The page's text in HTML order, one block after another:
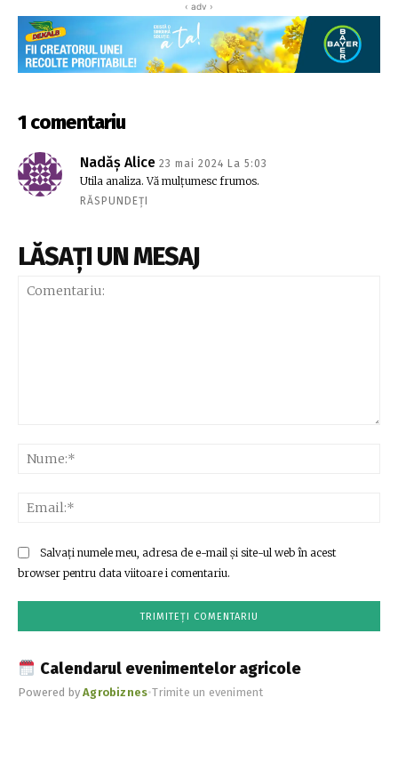
‹ adv ›
1 comentariu
Nadăș Alice 23 mai 2024 La 5:03
Utila analiza. Vă mulțumesc frumos.
RĂSPUNDEȚI
LĂSAȚI UN MESAJ
Salvați numele meu, adresa de e-mail și site-ul web în acest
browser pentru data viitoare i comentariu.
Calendarul evenimentelor agricole
Powered byAgrobiznes•Trimite un eveniment